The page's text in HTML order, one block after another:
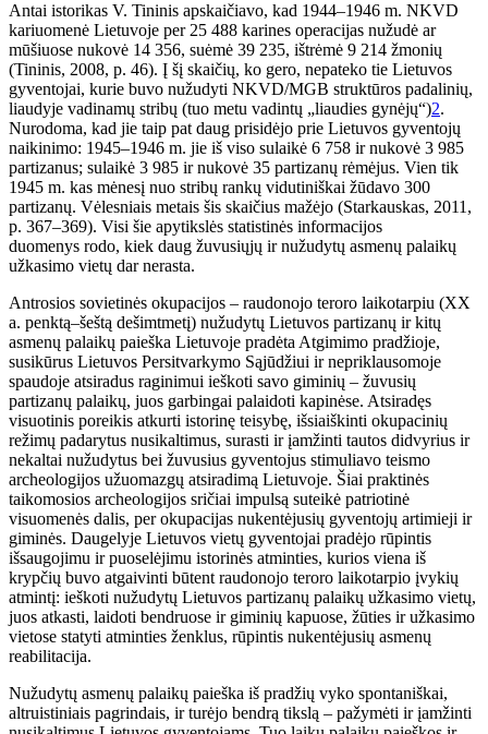
Antai istorikas V. Tininis apskaičiavo, kad 1944–1946 m. NKVD
kariuomenė Lietuvoje per 25 488 karines operacijas nužudė ar
mūšiuose nukovė 14 356, suėmė 39 235, ištrėmė 9 214 žmonių
(Tininis, 2008, p. 46). Į šį skaičių, ko gero, nepateko tie Lietuvos
gyventojai, kurie buvo nužudyti NKVD/MGB struktūros padalinių,
liaudyje vadinamų stribų (tuo metu vadintų „liaudies gynėjų“)2.
Nurodoma, kad jie taip pat daug prisidėjo prie Lietuvos gyventojų
naikinimo: 1945–1946 m. jie iš viso sulaikė 6 758 ir nukovė 3 985
partizanus; sulaikė 3 985 ir nukovė 35 partizanų rėmėjus. Vien tik
1945 m. kas mėnesį nuo stribų rankų vidutiniškai žūdavo 300
partizanų. Vėlesniais metais šis skaičius mažėjo (Starkauskas, 2011,
p. 367–369). Visi šie apytikslės statistinės informacijos
duomenys rodo, kiek daug žuvusiųjų ir nužudytų asmenų palaikų
užkasimo vietų dar nerasta.
Antrosios sovietinės okupacijos – raudonojo teroro laikotarpiu (XX
a. penktą–šeštą dešimtmetį) nužudytų Lietuvos partizanų ir kitų
asmenų palaikų paieška Lietuvoje pradėta Atgimimo pradžioje,
susikūrus Lietuvos Persitvarkymo Sąjūdžiui ir nepriklausomoje
spaudoje atsiradus raginimui ieškoti savo giminių – žuvusių
partizanų palaikų, juos garbingai palaidoti kapinėse. Atsiradęs
visuotinis poreikis atkurti istorinę teisybę, išsiaiškinti okupacinių
režimų padarytus nusikaltimus, surasti ir įamžinti tautos didvyrius ir
nekaltai nužudytus bei žuvusius gyventojus stimuliavo teismo
archeologijos užuomazgų atsiradimą Lietuvoje. Šiai praktinės
taikomosios archeologijos sričiai impulsą suteikė patriotinė
visuomenės dalis, per okupacijas nukentėjusių gyventojų artimieji ir
giminės. Daugelyje Lietuvos vietų gyventojai pradėjo rūpintis
išsaugojimu ir puoselėjimu istorinės atminties, kurios viena iš
krypčių buvo atgaivinti būtent raudonojo teroro laikotarpio įvykių
atmintį: ieškoti nužudytų Lietuvos partizanų palaikų užkasimo vietų,
juos atkasti, laidoti bendruose ir giminių kapuose, žūties ir užkasimo
vietose statyti atminties ženklus, rūpintis nukentėjusių asmenų
reabilitacija.
Nužudytų asmenų palaikų paieška iš pradžių vyko spontaniškai,
altruistiniais pagrindais, ir turėjo bendrą tikslą – pažymėti ir įamžinti